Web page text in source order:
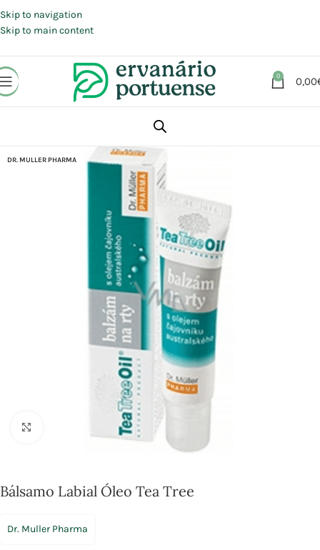
Skip to navigation
Skip to main content
0 0,00
Beleza | Cosmética | Higiene
DR. MULLER PHARMA
Bálsamo Labial Óleo Tea Tree
Dr. Muller Pharma